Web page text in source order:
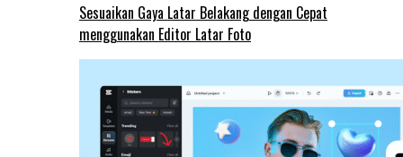
Sesuaikan Gaya Latar Belakang dengan Cepat
menggunakan Editor Latar Foto